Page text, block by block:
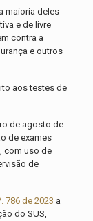
maioria deles
e de livre
contra a
e outros
aos testes de
de agosto de
de exames
com uso de
de
786 de 2023 a
do SUS,